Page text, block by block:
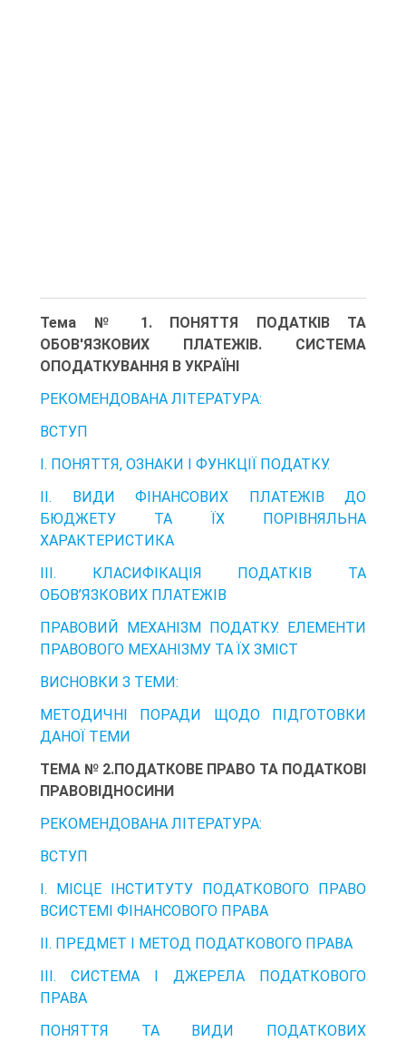
Тема № 1. ПОНЯТТЯ ПОДАТКІВ ТА
ОБОВ'ЯЗКОВИХ ПЛАТЕЖІВ. СИСТЕМА
ОПОДАТКУВАННЯ В УКРАЇНІ
РЕКОМЕНДОВАНА ЛІТЕРАТУРА:
ВСТУП
І. ПОНЯТТЯ, ОЗНАКИ І ФУНКЦІЇ ПОДАТКУ.
ІІ. ВИДИ ФІНАНСОВИХ ПЛАТЕЖІВ ДО
БЮДЖЕТУ ТА ЇХ ПОРІВНЯЛЬНА
ХАРАКТЕРИСТИКА
ІІІ. КЛАСИФІКАЦІЯ ПОДАТКІВ ТА
ОБОВ’ЯЗКОВИХ ПЛАТЕЖІВ
ПРАВОВИЙ МЕХАНІЗМ ПОДАТКУ. ЕЛЕМЕНТИ
ПРАВОВОГО МЕХАНІЗМУ ТА ЇХ ЗМІСТ
ВИСНОВКИ З ТЕМИ:
МЕТОДИЧНІ ПОРАДИ ЩОДО ПІДГОТОВКИ
ДАНОЇ ТЕМИ
ТЕМА № 2.ПОДАТКОВЕ ПРАВО ТА ПОДАТКОВІ
ПРАВОВІДНОСИНИ
РЕКОМЕНДОВАНА ЛІТЕРАТУРА:
ВСТУП
І. МІСЦЕ ІНСТИТУТУ ПОДАТКОВОГО ПРАВО
ВСИСТЕМІ ФІНАНСОВОГО ПРАВА
ІІ. ПРЕДМЕТ І МЕТОД ПОДАТКОВОГО ПРАВА
ІІІ. СИСТЕМА І ДЖЕРЕЛА ПОДАТКОВОГО
ПРАВА
ПОНЯТТЯ ТА ВИДИ ПОДАТКОВИХ